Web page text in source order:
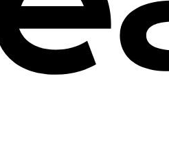
de solidarité internationale.